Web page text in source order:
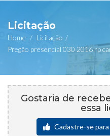
Licitação
Home
Licitação
Pregão presencial 030 2016 rp
Gostaria de
essa
Cadastre-se